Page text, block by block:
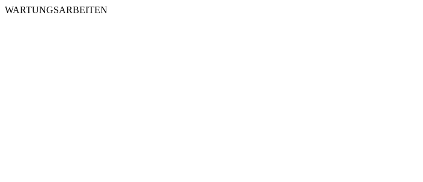
WARTUNGSARBEITEN